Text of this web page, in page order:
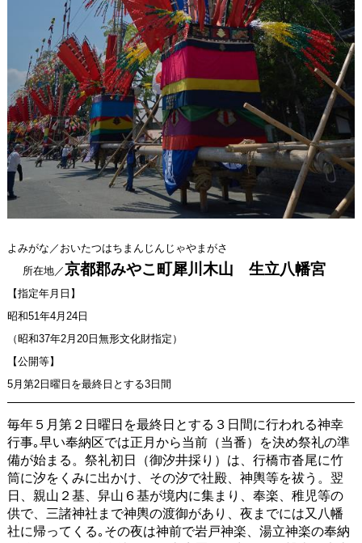
よみがな／おいたつはちまんじんじゃやまがさ
所在地／京都郡みやこ町犀川木山 生立八幡宮
【指定年月日】
昭和51年4月24日
（昭和37年2月20日無形文化財指定）
【公開等】
5月第2日曜日を最終日とする3日間
毎年５月第２日曜日を最終日とする３日間に行われる神幸
行事｡早い奉納区では正月から当前（当番）を決め祭礼の準
備が始まる。祭礼初日（御汐井採り）は、行橋市沓尾に竹
筒に汐をくみに出かけ、その汐で社殿、神輿等を祓う。翌
日、親山２基、舁山６基が境内に集まり、奉楽、稚児等の
供で、三諸神社まで神輿の渡御があり、夜までには又八幡
社に帰ってくる｡その夜は神前で岩戸神楽、湯立神楽の奉納